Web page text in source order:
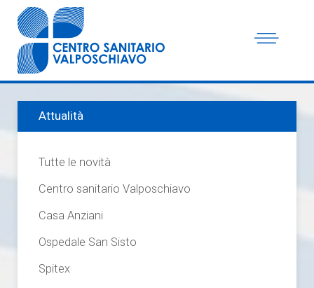
Attualità
Tutte le novità
Centro sanitario Valposchiavo
Casa Anziani
Ospedale San Sisto
Spitex